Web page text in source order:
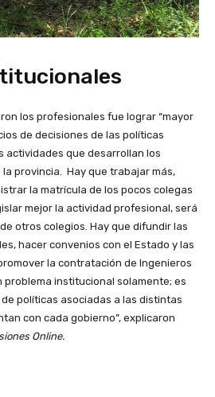
los profesionales fue lograr “mayor
de decisiones de las políticas
actividades que desarrollan los
provincia. Hay que trabajar más,
la matrícula de los pocos colegas
mejor la actividad profesional, será
otros colegios. Hay que difundir las
hacer convenios con el Estado y las
la contratación de Ingenieros
problema institucional solamente; es
políticas asociadas a las distintas
con cada gobierno”, explicaron
Online.